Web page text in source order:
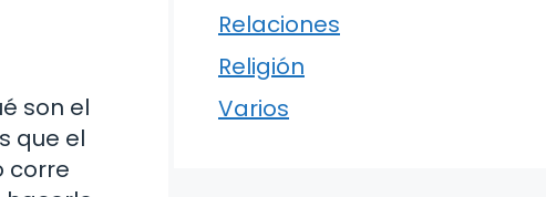
son el
que el
corre
Relaciones
Religión
Varios